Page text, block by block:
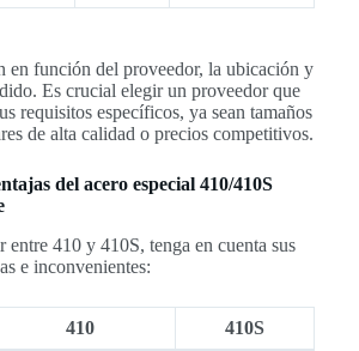
en función del proveedor, la ubicación y
Es crucial elegir un proveedor que
requisitos específicos, ya sean tamaños
de alta calidad o precios competitivos.
del acero especial 410/410S
entre 410 y 410S, tenga en cuenta sus
e inconvenientes:
410 410S